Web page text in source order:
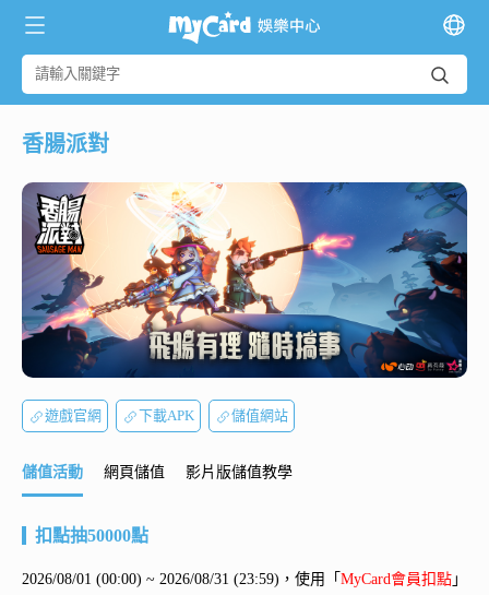
香腸派對
遊戲官網 下載APK 儲值網站
儲值活動 網頁儲值 影片版儲值教學
扣點抽50000點
2026/08/01 (00:00) ~ 2026/08/31 (23:59)，使用「 MyCard會員扣點 」